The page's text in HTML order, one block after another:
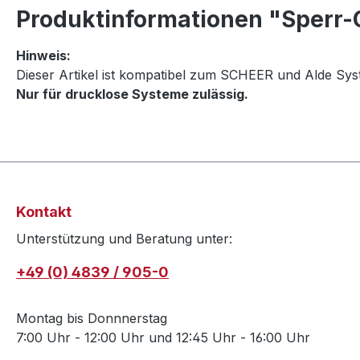
Produktinformationen "Sperr-
Hinweis:
Dieser Artikel ist kompatibel zum SCHEER und Alde
Nur für drucklose Systeme zulässig.
Kontakt
Unterstützung und Beratung unter:
+49 (0) 4839 / 905-0
Montag bis Donnnerstag
7:00 Uhr - 12:00 Uhr und 12:45 Uhr - 16:00 Uhr